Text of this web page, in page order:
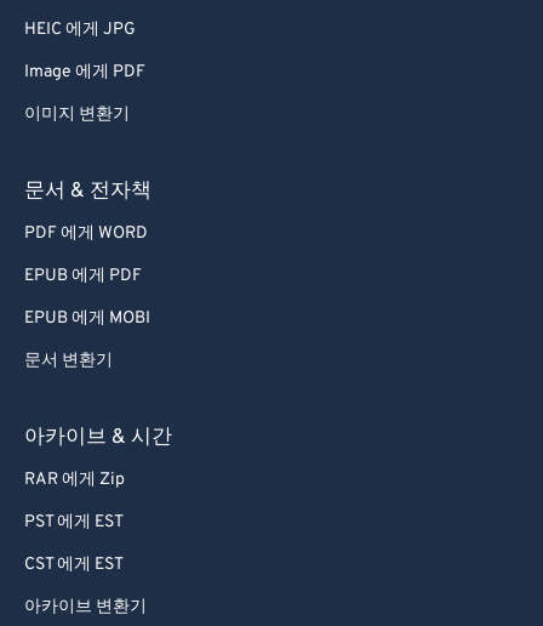
HEIC 에게 JPG
Image 에게 PDF
이미지 변환기
문서 & 전자책
PDF 에게 WORD
EPUB 에게 PDF
EPUB 에게 MOBI
문서 변환기
아카이브 & 시간
RAR 에게 Zip
PST 에게 EST
CST 에게 EST
아카이브 변환기